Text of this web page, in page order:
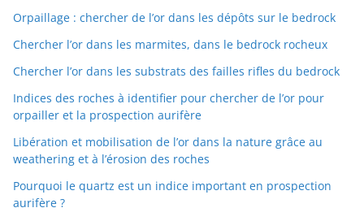
Orpaillage : chercher de l’or dans les dépôts sur le bedrock
Chercher l’or dans les marmites, dans le bedrock rocheux
Chercher l’or dans les substrats des failles rifles du bedrock
Indices des roches à identifier pour chercher de l’or pour
orpailler et la prospection aurifère
Libération et mobilisation de l’or dans la nature grâce au
weathering et à l’érosion des roches
Pourquoi le quartz est un indice important en prospection
aurifère ?